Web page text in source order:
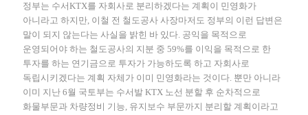
정부는 수서KTX를 자회사로 분리하겠다는 계획이 민영화가
아니라고 하지만, 이철 전 철도공사 사장마저도 정부의 이런 답변은
말이 되지 않는다는 사실을 밝힌 바 있다. 공익을 목적으로
운영되어야 하는 철도공사의 지분 중 59%를 이익을 목적으로 한
투자를 하는 연기금으로 투자가 가능하도록 하고 자회사로
독립시키겠다는 계획 자체가 이미 민영화라는 것이다. 뿐만 아니라
이미 지난 6월 국토부는 수서발 KTX 노선 분할 후 순차적으로
화물부문과 차량정비 기능, 유지보수 부문까지 분리할 계획이라고